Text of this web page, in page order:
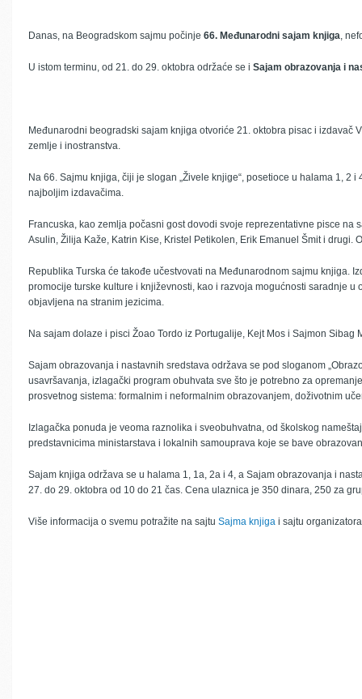
Danas, na Beogradskom sajmu počinje 66. Međunarodni sajam knjiga,
U istom terminu, od 21. do 29. oktobra održaće se i Sajam obrazovanja i
Međunarodni beogradski sajam knjiga otvoriće 21. oktobra pisac i
zemlje i inostranstva.
Na 66. Sajmu knjiga, čiji je slogan „Živele knjige“, posetioce u halama 1,
najboljim izdavačima.
Francuska, kao zemlja počasni gost dovodi svoje reprezentativne pisce
Asulin, Žilija Kaže, Katrin Kise, Kristel Petikolen, Erik Emanuel Šmit i
Republika Turska će takođe učestvovati na Međunarodnom sajmu knjiga.
promocije turske kulture i književnosti, kao i razvoja mogućnosti saradnje
objavljena na stranim jezicima.
Na sajam dolaze i pisci Žoao Tordo iz Portugalije, Kejt Mos i Sajmon Sibag
Sajam obrazovanja i nastavnih sredstava održava se pod sloganom
usavršavanja, izlagački program obuhvata sve što je potrebno za
prosvetnog sistema: formalnim i neformalnim obrazovanjem, doživotnim
Izlagačka ponuda je veoma raznolika i sveobuhvatna, od školskog
predstavnicima ministarstava i lokalnih samouprava koje se bave
Sajam knjiga održava se u halama 1, 1a, 2a i 4, a Sajam obrazovanja i
27. do 29. oktobra od 10 do 21 čas. Cena ulaznica je 350 dinara, 250 za
Više informacija o svemu potražite na sajtu Sajma knjiga i sajtu